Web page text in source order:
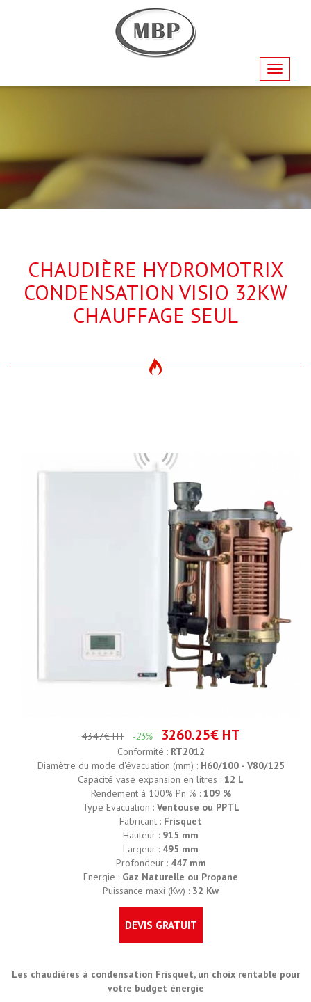
CHAUDIÈRE HYDROMOTRIX
CONDENSATION VISIO 32KW
CHAUFFAGE SEUL
4347€ HT -25% 3260.25€ HT
Conformité : RT2012
Diamètre du mode d'évacuation (mm) : H60/100 - V80/125
Capacité vase expansion en litres : 12 L
Rendement à 100% Pn % : 109 %
Type Evacuation : Ventouse ou PPTL
Fabricant : Frisquet
Hauteur : 915 mm
Largeur : 495 mm
Profondeur : 447 mm
Energie : Gaz Naturelle ou Propane
Puissance maxi (Kw) : 32 Kw
DEVIS GRATUIT
Les chaudières à condensation Frisquet, un choix rentable pour
votre budget énergie